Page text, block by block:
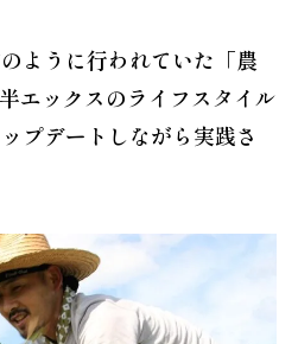
ように行われていた「農
エックスのライフスタイル
プデートしながら実践さ